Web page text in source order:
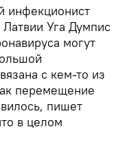
инфекционист
Уга Думпис
могут
с кем-то из
перемещение
пишет
в целом